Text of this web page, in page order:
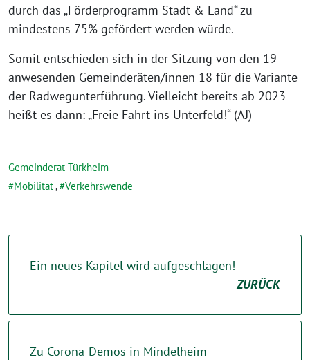
durch das „Förderprogramm Stadt & Land“ zu
mindestens 75% gefördert werden würde.
Somit entschieden sich in der Sitzung von den 19
anwesenden Gemeinderäten/innen 18 für die Variante
der Radwegunterführung. Vielleicht bereits ab 2023
heißt es dann: „Freie Fahrt ins Unterfeld!“ (AJ)
Gemeinderat Türkheim
Mobilität, Verkehrswende
Ein neues Kapitel wird aufgeschlagen!
ZURÜCK
Zu Corona-Demos in Mindelheim